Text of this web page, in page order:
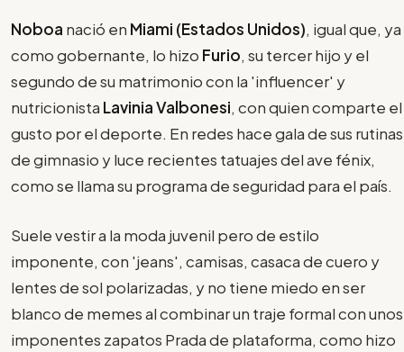
Noboa nació en Miami (Estados Unidos), igual que, ya
como gobernante, lo hizo Furio, su tercer hijo y el
segundo de su matrimonio con la 'influencer' y
nutricionista Lavinia Valbonesi, con quien comparte el
gusto por el deporte. En redes hace gala de sus rutinas
de gimnasio y luce recientes tatuajes del ave fénix,
como se llama su programa de seguridad para el país.
Suele vestir a la moda juvenil pero de estilo
imponente, con 'jeans', camisas, casaca de cuero y
lentes de sol polarizadas, y no tiene miedo en ser
blanco de memes al combinar un traje formal con unos
imponentes zapatos Prada de plataforma, como hizo